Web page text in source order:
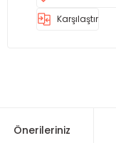
Karşılaştır
Önerileriniz